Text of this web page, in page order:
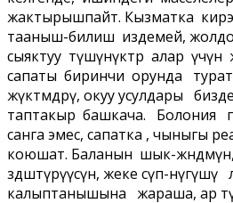
жактырышпайт. Кызматка
тааныш-билиш издемей,
сыяктуу түшүнүктөр алар
сапаты биринчи орунда
жүктөмдөрү, окуу усулдары
таптакыр башкача. Болония
санга эмес, сапатка , чыныгы
коюшат. Баланын шык-
өздөштүрүүсүнө, жеке өсүп-
калыптанышына жараша, ар